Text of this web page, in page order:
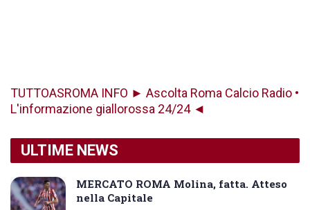
TUTTOASROMA INFO ► Ascolta Roma Calcio Radio •
L'informazione giallorossa 24/24 ◄
ULTIME NEWS
MERCATO ROMA Molina, fatta. Atteso
nella Capitale